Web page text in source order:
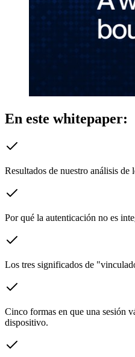
En este whitepaper:
Resultados de nuestro análisis
Por qué la autenticación no es
Los tres significados de
Cinco formas en que una sesión
dispositivo.